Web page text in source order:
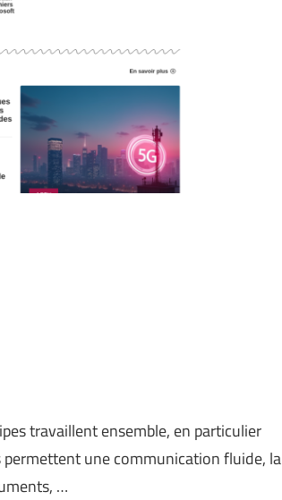
travaillent ensemble, en particulier
une communication fluide, la
…